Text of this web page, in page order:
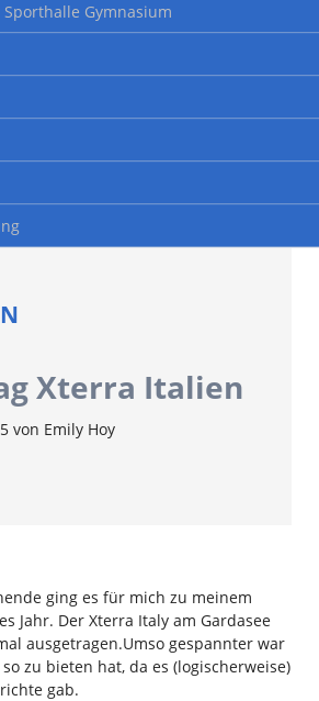
Gymnasium
Xterra Italien
von Emily Hoy
ging es für mich zu meinem
Jahr. Der Xterra Italy am Gardasee
ausgetragen.Umso gespannter war
zu bieten hat, da es (logischerweise)
gab.